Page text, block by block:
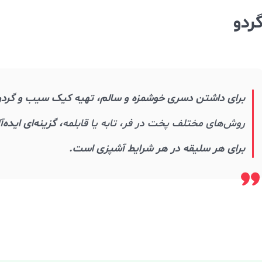
برای داشتن دسری خوشمزه و سالم، تهیه کیک سیب و
روش‌های مختلف پخت در فر، تابه یا قابلمه، گزینه‌ای
برای هر سلیقه در هر شرایط آشپزی است.